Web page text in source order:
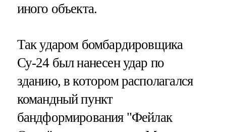
иного объекта.
Так ударом бомбардировщика
Су-24 был нанесен удар по
зданию, в котором располагался
командный пункт
бандформирования "Фейлак